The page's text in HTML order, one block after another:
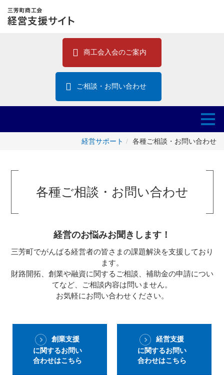
商工会入会のご案内
ご相談・お問い合わせ
経営サポート 各種ご相談・お問い合わせ
各種ご相談・お問い合わせ
経営のお悩みお聞きします！
三芳町でがんばる経営者の皆さまの課題解決を支援しており
ます。
財路開拓、創業や融資に関するご相談、補助金の申請につい
てなど、ご相談内容は問いません。
お気軽にお問い合わせください。
創業支援
に関するお問い
合わせはこちら
経営支援
に関するお問い
合わせはこちら